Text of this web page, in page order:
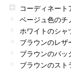
コーディネート
ベージュ色のチ
ホワイトのシャ
ブラウンのレザ
ブラウンのバッ
ブラウンのスト